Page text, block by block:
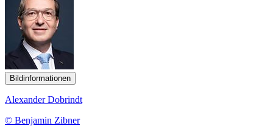
Bildinformationen
Alexander Dobrindt
© Benjamin Zibner